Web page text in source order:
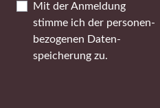
Mit der Anmeldung
stimme ich der personen­
bezogenen Daten­
speicherung zu.